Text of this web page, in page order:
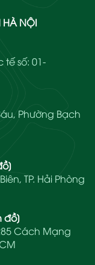
HÀ NỘI
số: 01-
Phường Bạch
TP. Hải Phòng
đồ]
Cách Mạng